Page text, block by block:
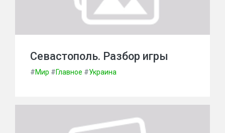
Севастополь. Разбор игры
#Мир #Главное #Украина